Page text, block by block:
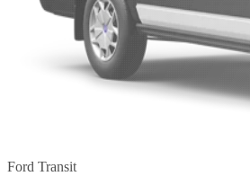
Ford Transit